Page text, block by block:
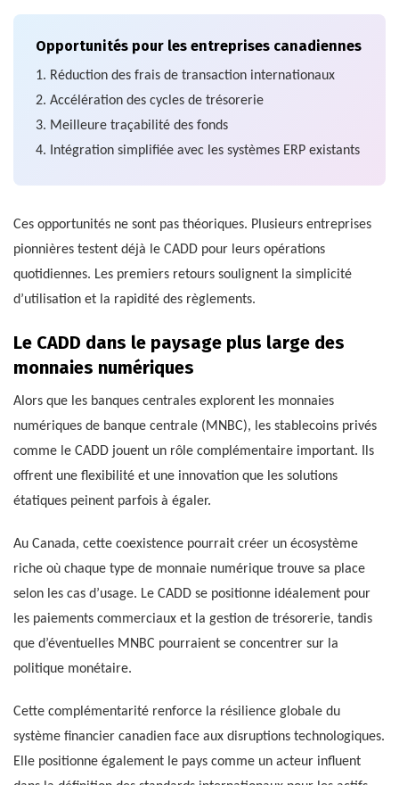
Opportunités pour les entreprises canadiennes
1. Réduction des frais de transaction internationaux
2. Accélération des cycles de trésorerie
3. Meilleure traçabilité des fonds
4. Intégration simplifiée avec les systèmes ERP existants
Ces opportunités ne sont pas théoriques. Plusieurs entreprises
pionnières testent déjà le CADD pour leurs opérations
quotidiennes. Les premiers retours soulignent la simplicité
d’utilisation et la rapidité des règlements.
Le CADD dans le paysage plus large des
monnaies numériques
Alors que les banques centrales explorent les monnaies
numériques de banque centrale (MNBC), les stablecoins privés
comme le CADD jouent un rôle complémentaire important. Ils
offrent une flexibilité et une innovation que les solutions
étatiques peinent parfois à égaler.
Au Canada, cette coexistence pourrait créer un écosystème
riche où chaque type de monnaie numérique trouve sa place
selon les cas d’usage. Le CADD se positionne idéalement pour
les paiements commerciaux et la gestion de trésorerie, tandis
que d’éventuelles MNBC pourraient se concentrer sur la
politique monétaire.
Cette complémentarité renforce la résilience globale du
système financier canadien face aux disruptions technologiques.
Elle positionne également le pays comme un acteur influent